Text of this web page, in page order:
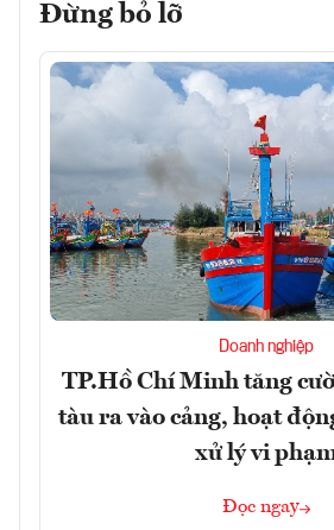
Đừng bỏ lỡ
Doanh nghiệp
TP.Hồ Chí Minh tăng
tàu ra vào cảng, hoạt
xử lý vi
Đọc ngay